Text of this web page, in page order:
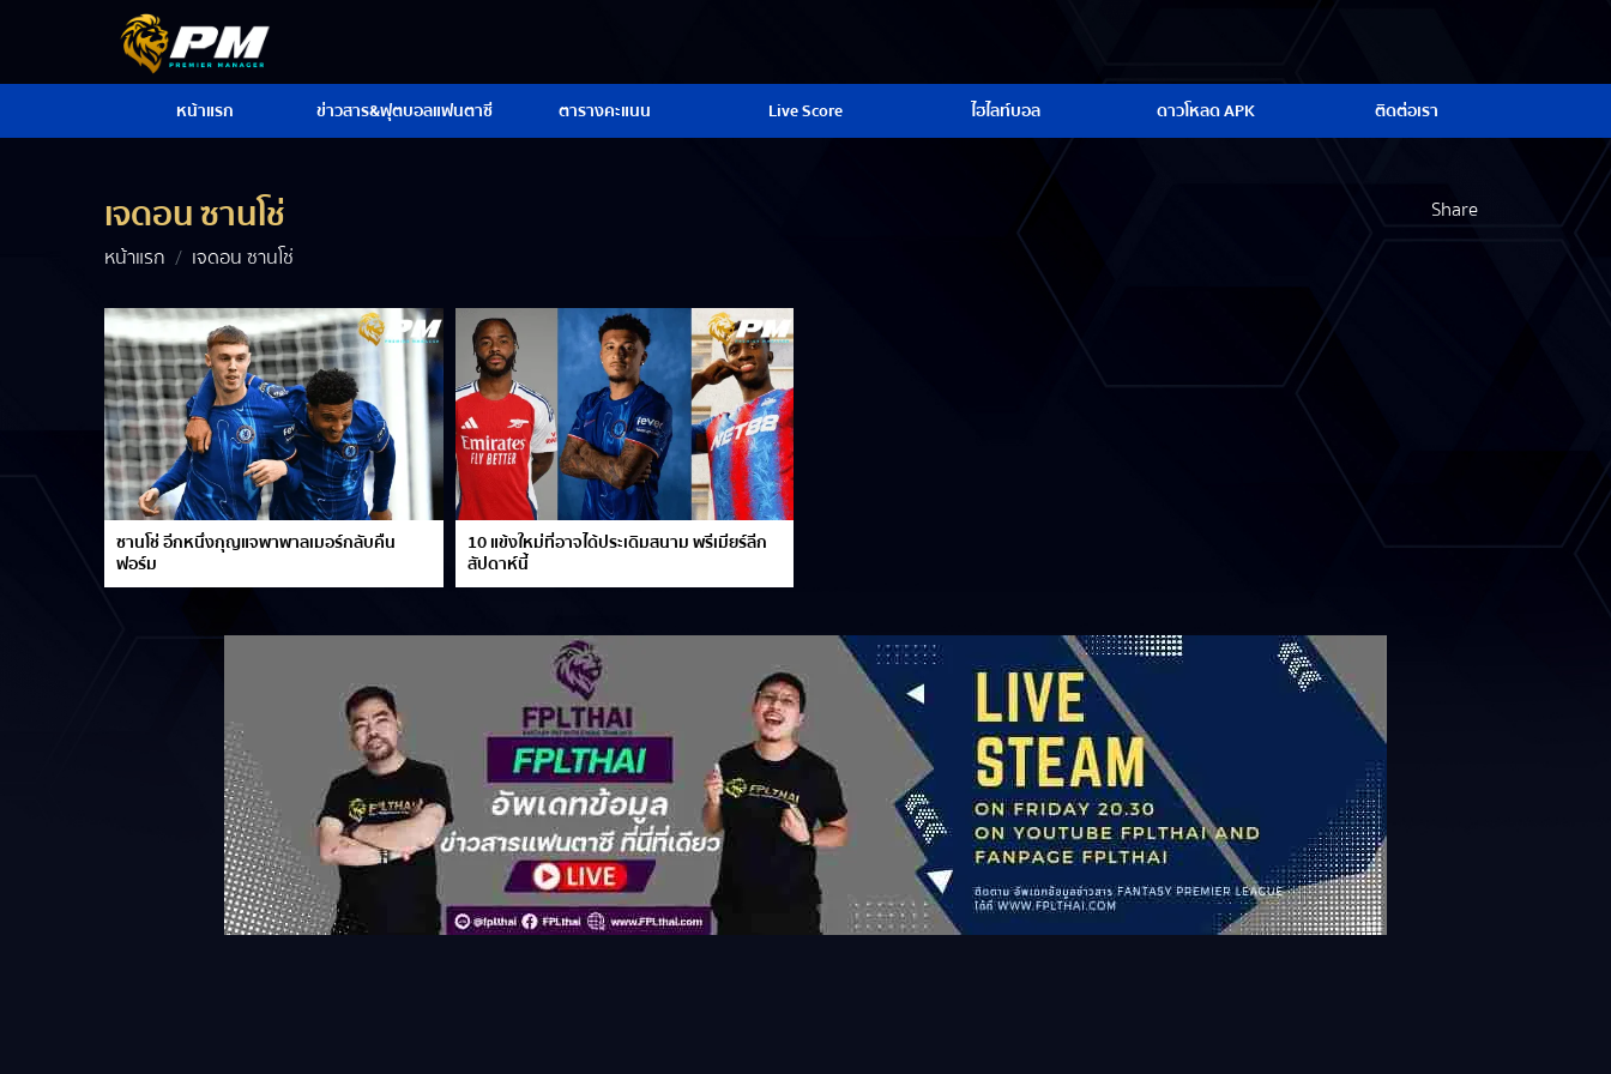
หน้าแรก ข่าวสาร&ฟุตบอลแฟนตาซี ตารางคะแนน Live Score ไฮไลท์บอล ดาวโหลด APK ติดต่อเรา
เจดอน ซานโช่
Share
หน้าแรก
เจดอน ซานโช่
ซานโช่ อีกหนึ่งกุญแจพาพาลเมอร์กลับคืน
ฟอร์ม
10 แข้งใหม่ที่อาจได้ประเดิมสนาม พรีเมียร์ลีก
สัปดาห์นี้